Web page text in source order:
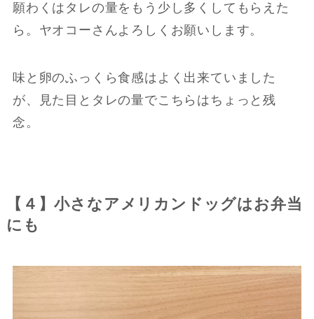
願わくはタレの量をもう少し多くしてもらえた
ら。ヤオコーさんよろしくお願いします。
味と卵のふっくら食感はよく出来ていました
が、見た目とタレの量でこちらはちょっと残
念。
【４】小さなアメリカンドッグはお弁当
にも